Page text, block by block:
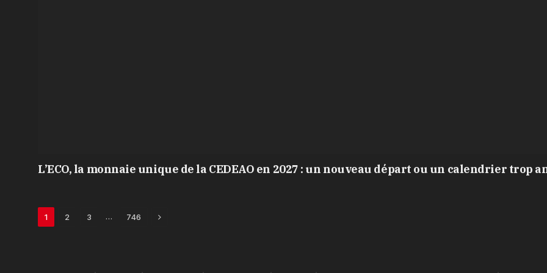
L’ECO, la monnaie unique de la CEDEAO en 2027 : un nouveau départ ou un calendrier trop
1 2 3 … 746 Next